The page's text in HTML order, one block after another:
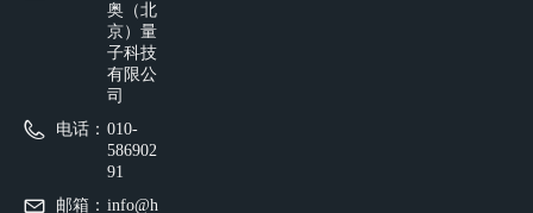
奥（北
京）量
子科技
有限公
司
电话： 010-
586902
91
邮箱： info@h